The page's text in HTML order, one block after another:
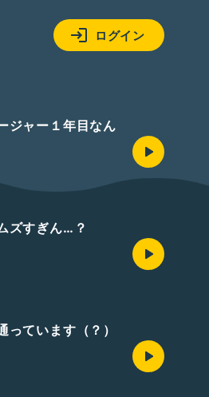
ログイン
ジャー１年目なん
ズすぎん…？
ています（？）